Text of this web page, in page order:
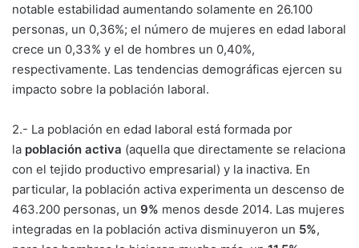
notable estabilidad aumentando solamente en 26.100
personas, un 0,36%; el número de mujeres en edad laboral
crece un 0,33% y el de hombres un 0,40%,
respectivamente. Las tendencias demográficas ejercen su
impacto sobre la población laboral.
2.- La población en edad laboral está formada por
la población activa (aquella que directamente se relaciona
con el tejido productivo empresarial) y la inactiva. En
particular, la población activa experimenta un descenso de
463.200 personas, un 9% menos desde 2014. Las mujeres
integradas en la población activa disminuyeron un 5%,